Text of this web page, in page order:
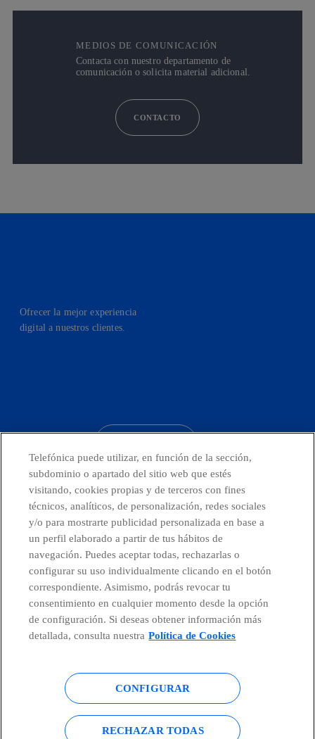
MEDIOS DE COMUNICACIÓN
Contacta con nuestro departamento de
comunicación o solicita material adicional.
CONTACTO
Ofrecer la mejor experiencia
digital a nuestros clientes.
Países y Unidades emergentes
Canal de Denuncias
Centro Global Transparencia
Política de cookies Aviso legal
Accesibilidad Política de privacidad
Telefónica puede utilizar, en función de la sección,
subdominio o apartado del sitio web que estés
visitando, cookies propias y de terceros con fines
técnicos, analíticos, de personalización, redes sociales
y/o para mostrarte publicidad personalizada en base a
un perfil elaborado a partir de tus hábitos de
navegación. Puedes aceptar todas, rechazarlas o
configurar su uso individualmente clicando en el botón
correspondiente. Asimismo, podrás revocar tu
consentimiento en cualquier momento desde la opción
de configuración. Si deseas obtener información más
detallada, consulta nuestra Política de Cookies
CONFIGURAR
RECHAZAR TODAS